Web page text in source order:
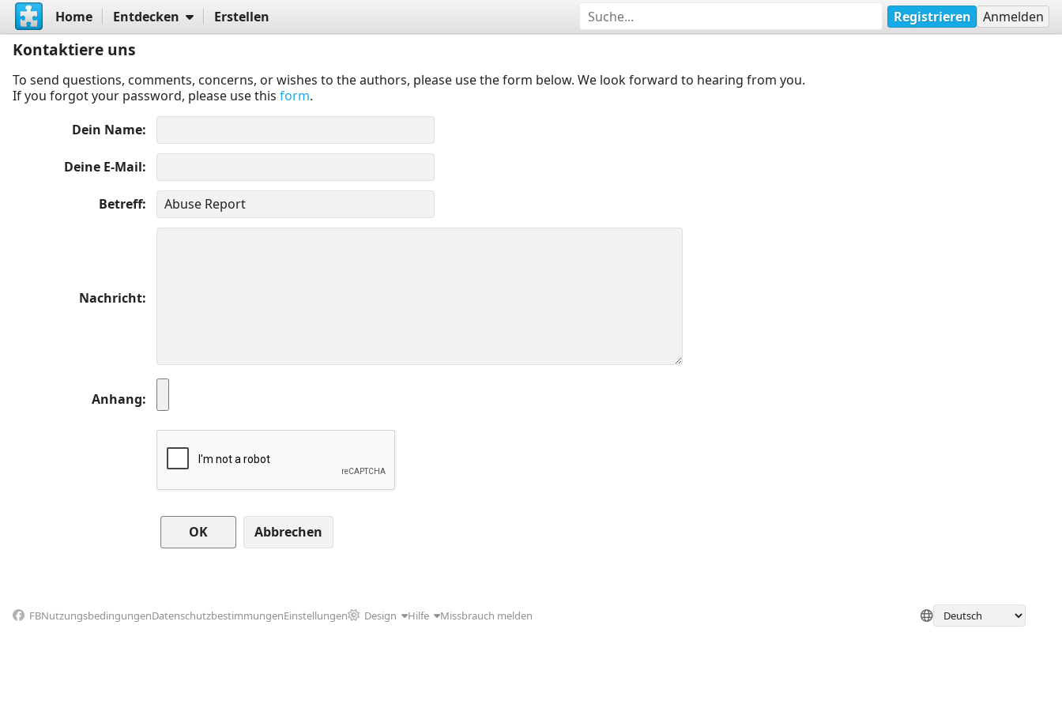
Home Entdecken Erstellen Registrieren Anmelden
Kontaktiere uns
To send questions, comments, concerns, or wishes to the authors, please use the form below. We look forward to hearing from you.
If you forgot your password, please use this form.
Dein Name
Deine E-Mail
Betreff
Nachricht
Anhang
Abbrechen
FBNutzungsbedingungenDatenschutzbestimmungenEinstellungen Design Hilfe Missbrauch melden